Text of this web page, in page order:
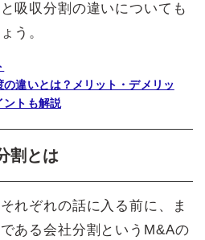
吸収分割の違いについても
う。
の違いとは？メリット・デメリッ
ントも解説
割とは
れぞれの話に入る前に、ま
ある会社分割というM&Aの